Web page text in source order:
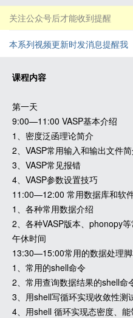
关注公众号后才能收到提醒
本系列视频更新时发消息提醒我
课程内容
第一天
9:00—11:00 VASP基本介绍
1、密度泛函理论简介
2、VASP常用输入和输出文件
3、VASP常见报错
4、VASP参数设置技巧
11:00—12:00 常用数据库和软
1、各种常用数据介绍
2、各种VASP版本、phonopy
午休时间
13:30—15:00常用的数据处理
1、常用的shell命令
2、常用查询数据结果的shell命
3、用shell写循环实现收敛性测
4、用shell 循环实现态密度、能